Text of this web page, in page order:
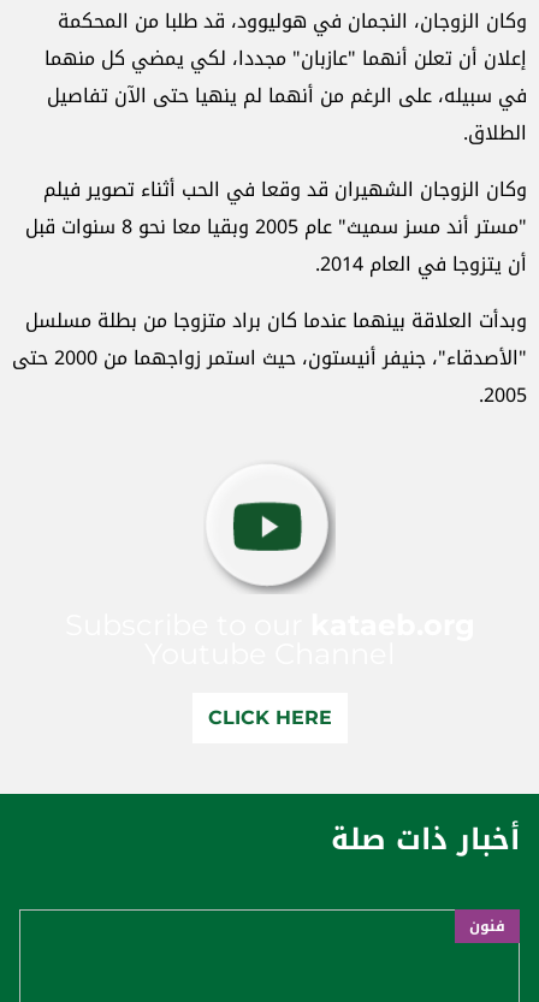
وكان الزوجان، النجمان في هوليوود، قد طلبا من المحكمة
إعلان أن تعلن أنهما "عازبان" مجددا، لكي يمضي كل منهما
في سبيله، على الرغم من أنهما لم ينهيا حتى الآن تفاصيل
الطلاق.
وكان الزوجان الشهيران قد وقعا في الحب أثناء تصوير فيلم
"مستر أند مسز سميث" عام 2005 وبقيا معا نحو 8 سنوات قبل
أن يتزوجا في العام 2014.
وبدأت العلاقة بينهما عندما كان براد متزوجا من بطلة مسلسل
"الأصدقاء"، جنيفر أنيستون، حيث استمر زواجهما من 2000 حتى
2005.
CLICK HERE
أخبار ذات صلة
فنون